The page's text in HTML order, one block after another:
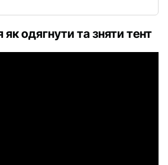
як одягнути та зняти тент